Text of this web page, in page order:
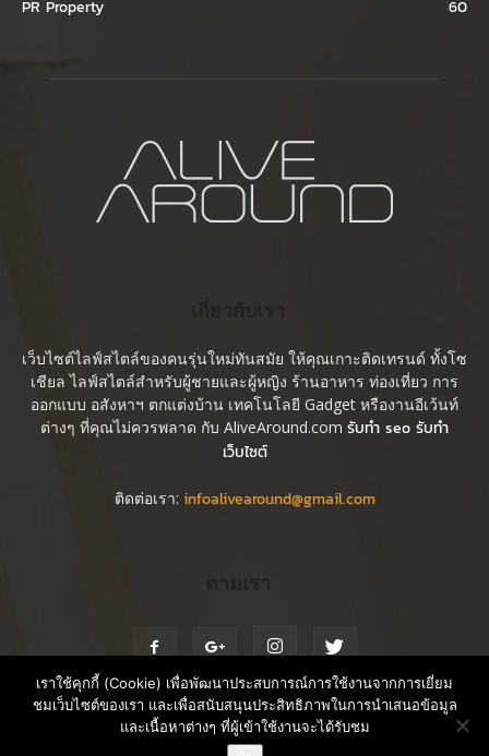
PR Property
60
เว็บไซต์ไลฟ์สไตล์ของคนรุ่นใหม่ทันสมัย ให้คุณเกาะติดเทรนด์ ทั้งโซ
เชียล ไลฟ์สไตล์สำหรับผู้ชายและผู้หญิง ร้านอาหาร ท่องเที่ยว การ
ออกแบบ อสังหาฯ ตกแต่งบ้าน เทคโนโลยี Gadget หรืองานอีเว้นท์
ต่างๆ ที่คุณไม่ควรพลาด กับ AliveAround.com รับทำ seo รับทำ
เว็บไซต์
ติดต่อเรา: infoalivearound@gmail.com
Blog Contact us Rate Card
เราใช้คุกกี้ (Cookie) เพื่อพัฒนาประสบการณ์การใช้งานจากการเยี่ยม
ชมเว็บไซต์ของเรา และเพื่อสนับสนุนประสิทธิภาพในการนำเสนอข้อมูล
และเนื้อหาต่างๆ ที่ผู้เข้าใช้งานจะได้รับชม
ติดต่อขอ Rate Card